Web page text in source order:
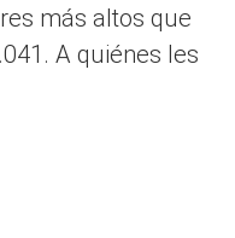
más altos que
A quiénes les